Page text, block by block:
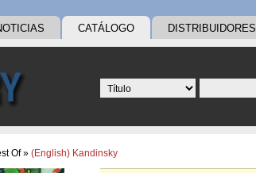
CATÁLOGO DISTRIBUIDORES
Of» (English) Kandinsky